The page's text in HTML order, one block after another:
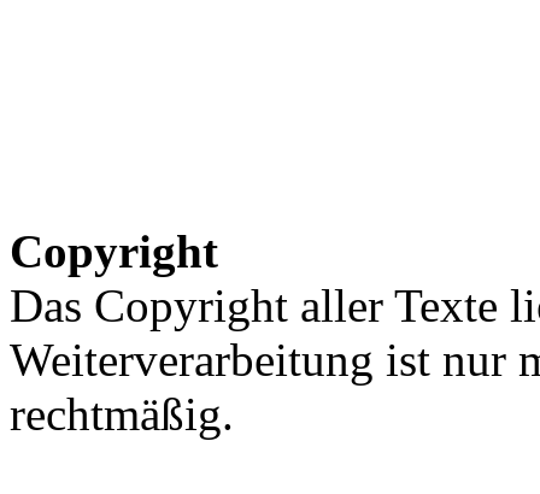
Copyright
Das Copyright aller Texte
Weiterverarbeitung ist nur
rechtmäßig.